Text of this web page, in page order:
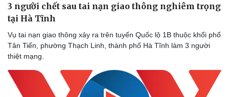
3 người chết sau tai nạn giao thông nghiêm trọng
tại Hà Tĩnh
Vụ tai nạn giao thông xảy ra trên tuyến Quốc lộ 1B thuộc khối phố
Tân Tiến, phường Thạch Linh, thành phố Hà Tĩnh làm 3 người
thiệt mạng.